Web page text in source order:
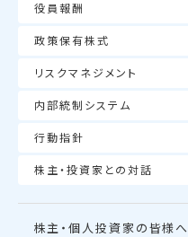
役員報酬
政策保有株式
リスクマネジメント
内部統制システム
行動指針
株主・投資家との対話
株主・個人投資家の皆様へ